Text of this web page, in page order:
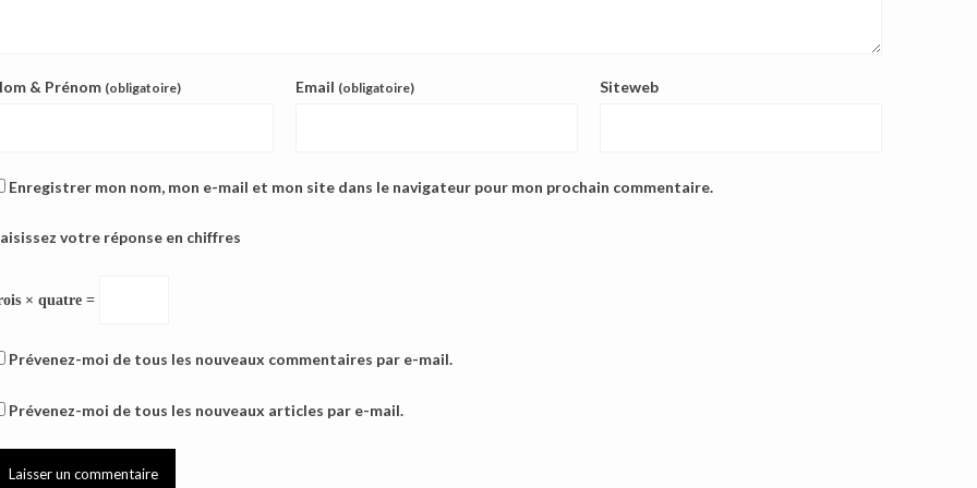
& Prénom (obligatoire) Email (obligatoire) Siteweb
Enregistrer mon nom, mon e-mail et mon site dans le navigateur pour mon prochain commentaire.
votre réponse en chiffres
× quatre =
Prévenez-moi de tous les nouveaux commentaires par e-mail.
Prévenez-moi de tous les nouveaux articles par e-mail.